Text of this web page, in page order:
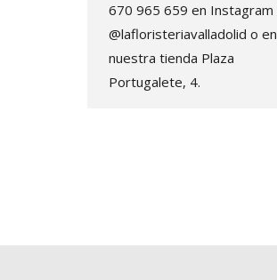
670 965 659 en Instagram
@lafloristeriavalladolid o en
nuestra tienda Plaza
Portugalete, 4.